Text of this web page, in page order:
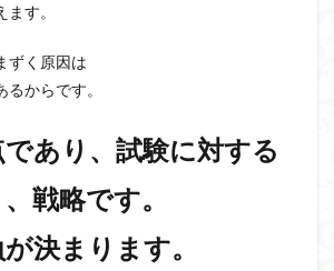
す。
ずく原因は
からです。
あり、試験に対する
戦略です。
決まります。